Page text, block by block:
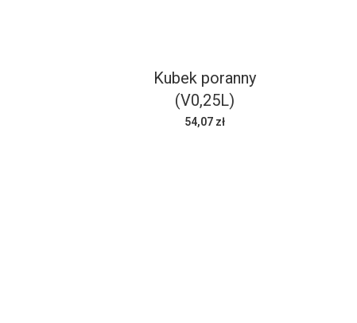
Kubek poranny
(V0,25L)
54,07 zł